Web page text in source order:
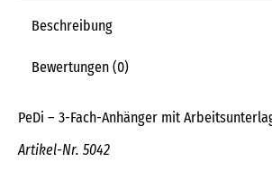
Beschreibung
Bewertungen (0)
PeDi – 3-Fach-Anhänger mit
Artikel-Nr. 5042